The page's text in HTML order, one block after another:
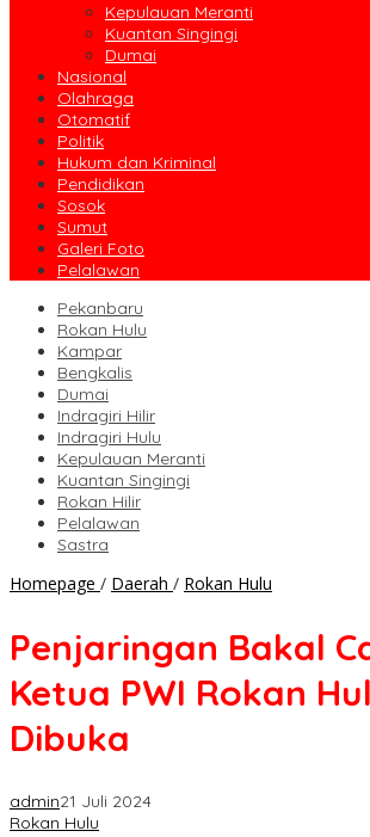
Kepulauan Meranti
Kuantan Singingi
Dumai
Nasional
Olahraga
Otomatif
Politik
Hukum dan Kriminal
Pendidikan
Sosok
Sumut
Galeri Foto
Pelalawan
Pekanbaru
Rokan Hulu
Kampar
Bengkalis
Dumai
Indragiri Hilir
Indragiri Hulu
Kepulauan Meranti
Kuantan Singingi
Rokan Hilir
Pelalawan
Sastra
Homepage / Daerah / Rokan Hulu
Ketua
Rokan
Penjaringan Bakal
Ketua PWI Rokan
Dibuka
admin21 Juli 2024
Rokan Hulu